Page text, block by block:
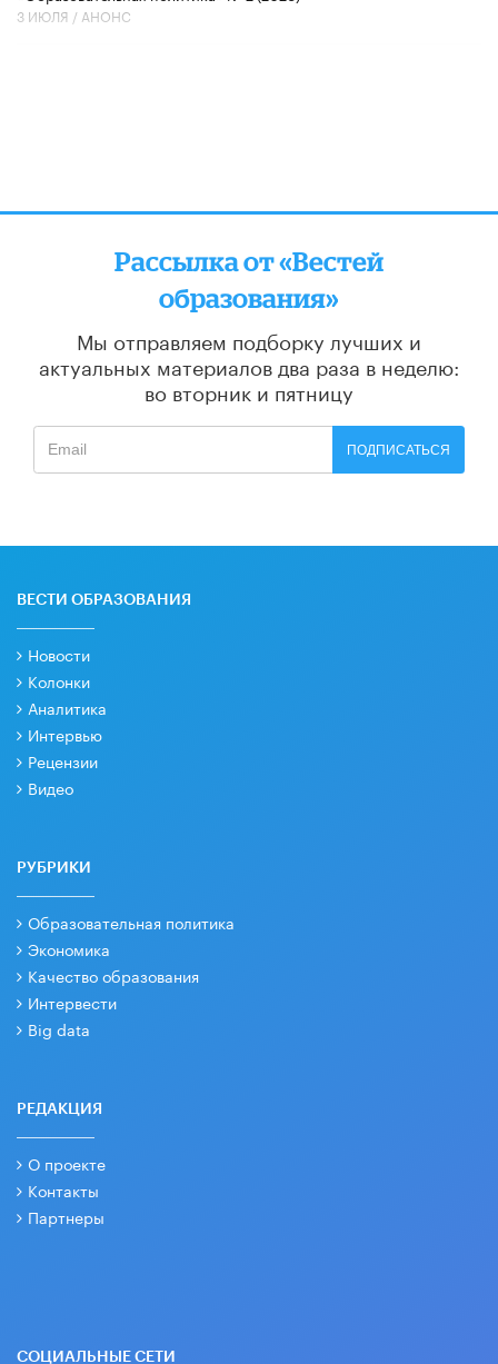
3 ИЮЛЯ / АНОНС
Рассылка от «Вестей
образования»
Мы отправляем подборку лучших и
актуальных материалов два раза в неделю:
во вторник и пятницу
ПОДПИСАТЬСЯ
ВЕСТИ ОБРАЗОВАНИЯ
Новости
Колонки
Аналитика
Интервью
Рецензии
Видео
РУБРИКИ
Образовательная политика
Экономика
Качество образования
Интервести
Big data
РЕДАКЦИЯ
О проекте
Контакты
Партнеры
СОЦИАЛЬНЫЕ СЕТИ